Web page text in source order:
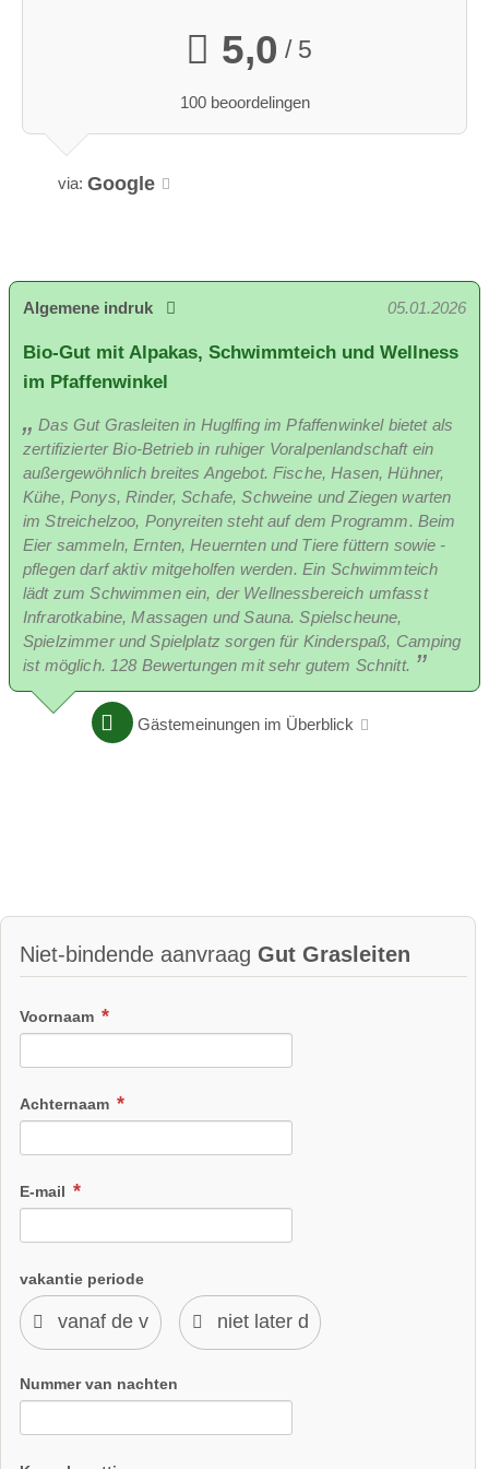
bediendenverblijf. De woon- en slaapkamer zijn geschikt voor
bevindt zich de Walnootkamer, waarmee het appartement
25 m² woonoppervlak
Tweepersoonsbed
Opgemaakte bedden
https://grasleiten.de/wohnen/apartment-bergblick/
wordt. Voor grote gezinnen of vriendenfamilies kan het
appartement Eiche.
36 m² woonoppervlak
Tweepersoonsbed
Kinderbedje (1,60 m * 0,70 m)
volledig uitgeruste keuken
Telefoon, stereo-installatie, satelliet-tv en internet
https://grasleiten.de/wohnen/apartment-kastanie/
Boerderijhond Elli
Elli zorgt ervoor als we allemaal slapen.
kinderboerderij
5,0 / 5
100 beoordelingen
via: Google
Algemene indruk 05.01.2026
Bio-Gut mit Alpakas, Schwimmteich und Wellness
im Pfaffenwinkel
Das Gut Grasleiten in Huglfing im Pfaffenwinkel bietet als
zertifizierter Bio-Betrieb in ruhiger Voralpenlandschaft ein
außergewöhnlich breites Angebot. Fische, Hasen, Hühner,
Kühe, Ponys, Rinder, Schafe, Schweine und Ziegen warten
im Streichelzoo, Ponyreiten steht auf dem Programm. Beim
Eier sammeln, Ernten, Heuernten und Tiere füttern sowie -
pflegen darf aktiv mitgeholfen werden. Ein Schwimmteich
lädt zum Schwimmen ein, der Wellnessbereich umfasst
Infrarotkabine, Massagen und Sauna. Spielscheune,
Spielzimmer und Spielplatz sorgen für Kinderspaß, Camping
ist möglich. 128 Bewertungen mit sehr gutem Schnitt.
Gästemeinungen im Überblick
Niet-bindende aanvraag Gut Grasleiten
Voornaam
Achternaam
E-mail
vakantie periode
Nummer van nachten